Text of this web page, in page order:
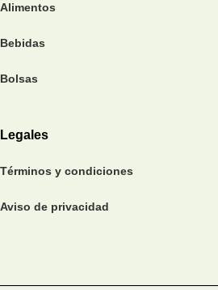
Alimentos
Bebidas
Bolsas
Legales
Términos y condiciones
Aviso de privacidad